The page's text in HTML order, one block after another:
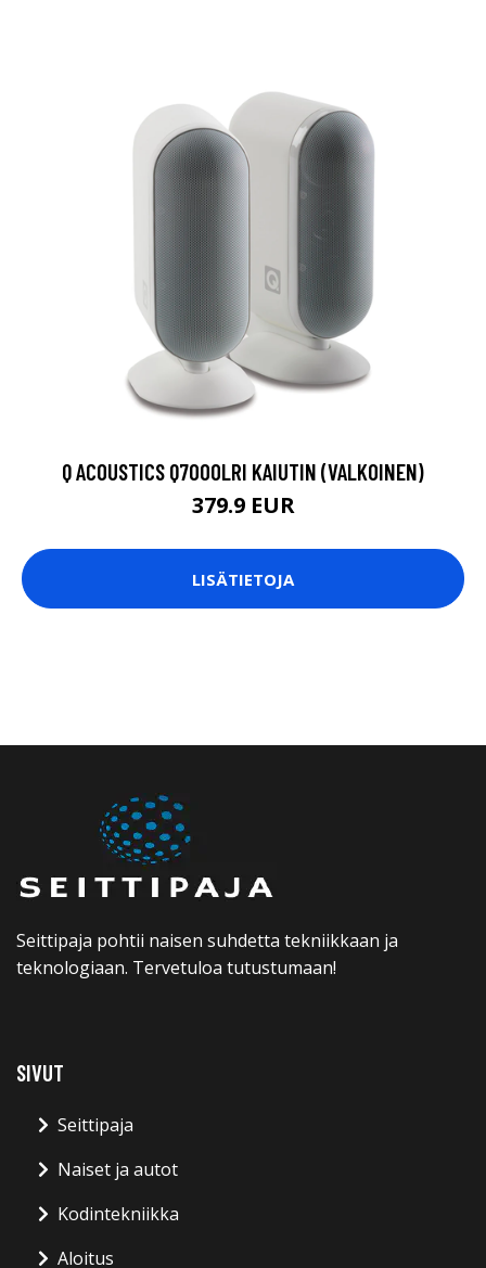
Q ACOUSTICS Q7000LRI KAIUTIN (VALKOINEN)
379.9 EUR
LISÄTIETOJA
Seittipaja pohtii naisen suhdetta tekniikkaan ja
teknologiaan. Tervetuloa tutustumaan!
SIVUT
Seittipaja
Naiset ja autot
Kodintekniikka
Aloitus